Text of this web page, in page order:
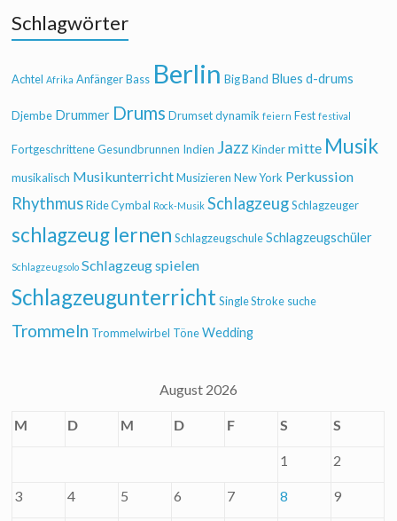
Schlagwörter
Achtel Afrika Anfänger Bass Berlin Big Band Blues d-drums
Djembe Drummer Drums Drumset dynamik feiern Fest festival
Fortgeschrittene Gesundbrunnen Indien Jazz Kinder mitte Musik
musikalisch Musikunterricht Musizieren New York Perkussion
Rhythmus Ride Cymbal Rock-Musik Schlagzeug Schlagzeuger
schlagzeug lernen Schlagzeugschule Schlagzeugschüler
Schlagzeugsolo Schlagzeug spielen
Schlagzeugunterricht Single Stroke suche
Trommeln Trommelwirbel Töne Wedding
August 2026
M D M D F S S
1 2
3 4 5 6 7 8 9